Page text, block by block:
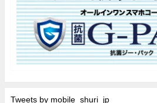
Tweets by mobile_shuri_jp